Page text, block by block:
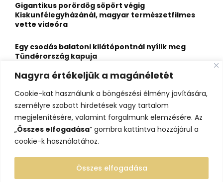
Nagyra értékeljük a magánéletét
Cookie-kat használunk a böngészési élmény javítására,
személyre szabott hirdetések vagy tartalom
megjelenítésére, valamint forgalmunk elemzésére. Az
„Összes elfogadása” gombra kattintva hozzájárul a
cookie-k használatához.
Összes elfogadása
Gigantikus porördög söpört végig
Kiskunfélegyházánál, magyar természetfilmes
vette videóra
Egy csodás balatoni kilátópontnál nyílik meg
Tündérország kapuja
A nagybaracskai halfőző, akit egyszerűbb volt
örökös bajnokká avatni, mint legyőzni
10 érdekesség a hosszú útra készülő gólyákról